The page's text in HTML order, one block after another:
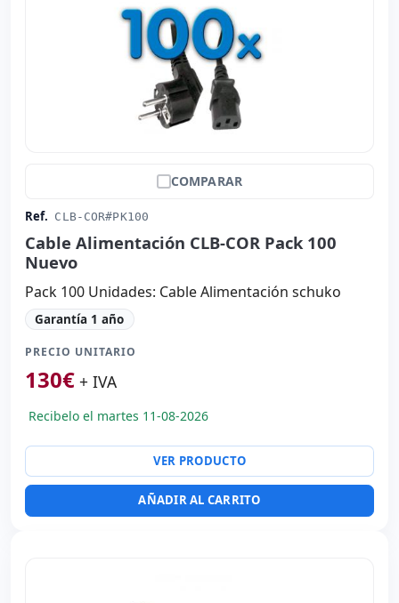
COMPARAR
Ref. CLB-COR#PK100
Cable Alimentación CLB-COR Pack 100
Nuevo
Pack 100 Unidades: Cable Alimentación schuko
Garantía 1 año
PRECIO UNITARIO
130€ + IVA
Recibelo el martes 11-08-2026
VER PRODUCTO
AÑADIR AL CARRITO